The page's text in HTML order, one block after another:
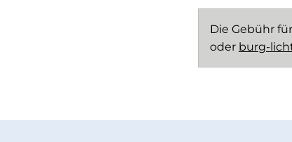
Die Gebühr
oder burg-